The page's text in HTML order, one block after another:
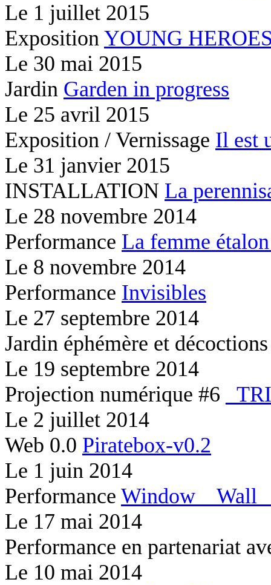
Le 1 juillet 2015
Exposition YOUNG
Le 30 mai 2015
Jardin Garden in progress
Le 25 avril 2015
Exposition / Vernissage Il est
Le 31 janvier 2015
INSTALLATION La
Le 28 novembre 2014
Performance La femme
Le 8 novembre 2014
Performance Invisibles
Le 27 septembre 2014
Jardin éphémère et
Le 19 septembre 2014
Projection numérique #6
Le 2 juillet 2014
Web 0.0 Piratebox-v0.2
Le 1 juin 2014
Performance Window
Le 17 mai 2014
Performance en partenariat
Le 10 mai 2014